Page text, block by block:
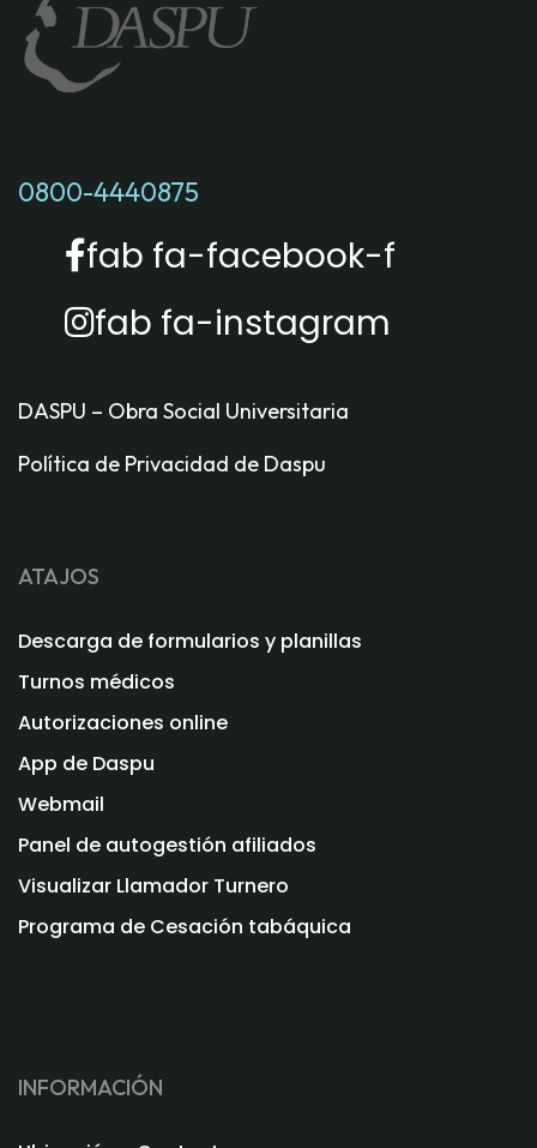
0800-4440875
fab fa-facebook-f
fab fa-instagram
DASPU – Obra Social Universitaria
Política de Privacidad de Daspu
ATAJOS
Descarga de formularios y planillas
Turnos médicos
Autorizaciones online
App de Daspu
Webmail
Panel de autogestión afiliados
Visualizar Llamador Turnero
Programa de Cesación tabáquica
INFORMACIÓN